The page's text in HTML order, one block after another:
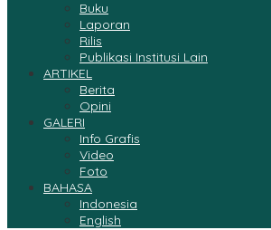
Buku
Laporan
Rilis
Publikasi Institusi Lain
ARTIKEL
Berita
Opini
GALERI
Info Grafis
Video
Foto
BAHASA
Indonesia
English